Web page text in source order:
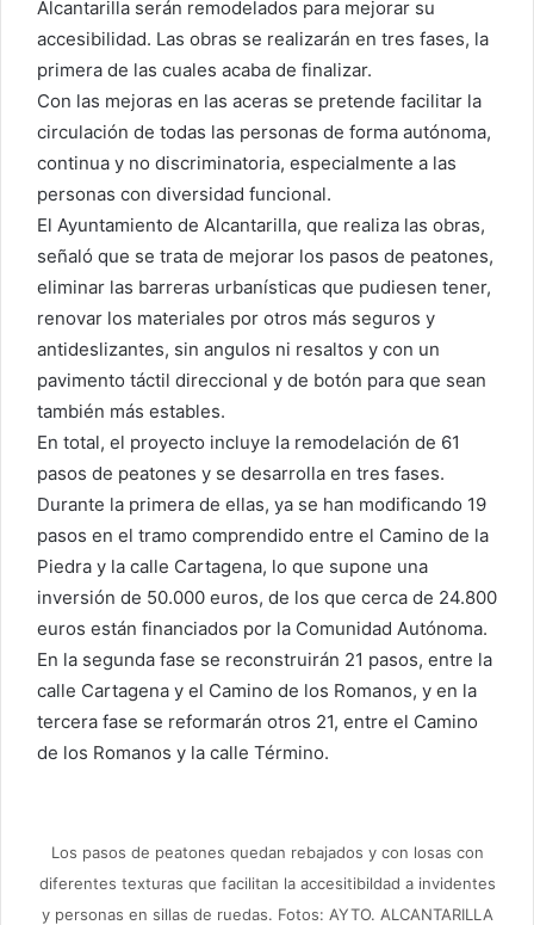
Alcantarilla serán remodelados para mejorar su
accesibilidad. Las obras se realizarán en tres fases, la
primera de las cuales acaba de finalizar.
Con las mejoras en las aceras se pretende facilitar la
circulación de todas las personas de forma autónoma,
continua y no discriminatoria, especialmente a las
personas con diversidad funcional.
El Ayuntamiento de Alcantarilla, que realiza las obras,
señaló que se trata de mejorar los pasos de peatones,
eliminar las barreras urbanísticas que pudiesen tener,
renovar los materiales por otros más seguros y
antideslizantes, sin angulos ni resaltos y con un
pavimento táctil direccional y de botón para que sean
también más estables.
En total, el proyecto incluye la remodelación de 61
pasos de peatones y se desarrolla en tres fases.
Durante la primera de ellas, ya se han modificando 19
pasos en el tramo comprendido entre el Camino de la
Piedra y la calle Cartagena, lo que supone una
inversión de 50.000 euros, de los que cerca de 24.800
euros están financiados por la Comunidad Autónoma.
En la segunda fase se reconstruirán 21 pasos, entre la
calle Cartagena y el Camino de los Romanos, y en la
tercera fase se reformarán otros 21, entre el Camino
de los Romanos y la calle Término.
Los pasos de peatones quedan rebajados y con losas con
diferentes texturas que facilitan la accesitibildad a invidentes
y personas en sillas de ruedas. Fotos: AYTO. ALCANTARILLA